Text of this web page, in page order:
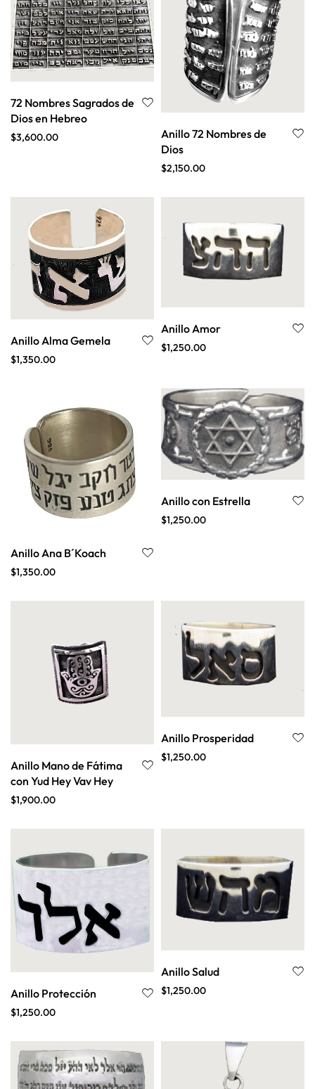
72 Nombres Sagrados de
Dios en Hebreo
$3,600.00
Anillo 72 Nombres de
Dios
$2,150.00
Anillo Alma Gemela
$1,350.00
Anillo Amor
$1,250.00
Anillo Ana B´Koach
$1,350.00
Anillo con Estrella
$1,250.00
Anillo Mano de Fátima
con Yud Hey Vav Hey
$1,900.00
Anillo Prosperidad
$1,250.00
Anillo Protección
$1,250.00
Anillo Salud
$1,250.00